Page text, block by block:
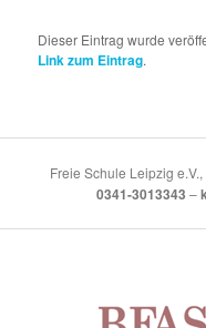
Dieser Eintrag wurde
Link zum Eintrag.
Freie Schule Leipzig
0341-3013343 –